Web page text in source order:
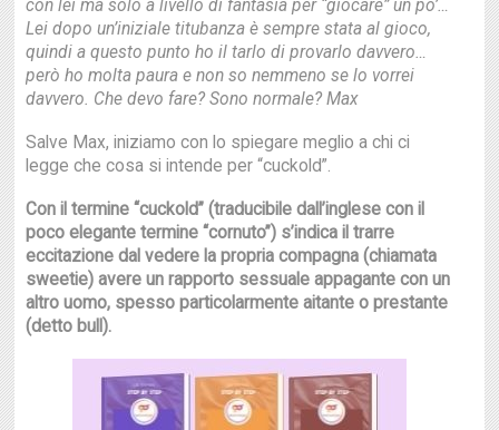
con lei ma solo a livello di fantasia per “giocare” un po’…
Lei dopo un’iniziale titubanza è sempre stata al gioco,
quindi a questo punto ho il tarlo di provarlo davvero…
però ho molta paura e non so nemmeno se lo vorrei
davvero. Che devo fare? Sono normale? Max
Salve Max, iniziamo con lo spiegare meglio a chi ci
legge che cosa si intende per “cuckold”.
Con il termine “cuckold” (traducibile dall’inglese con il
poco elegante termine “cornuto”) s’indica il trarre
eccitazione dal vedere la propria compagna (chiamata
sweetie) avere un rapporto sessuale appagante con un
altro uomo, spesso particolarmente aitante o prestante
(detto bull).